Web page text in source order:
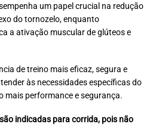
um papel crucial na redução
do tornozelo, enquanto
a ativação muscular de glúteos e
de treino mais eficaz, segura e
às necessidades específicas do
mais performance e segurança.
indicadas para corrida, pois não